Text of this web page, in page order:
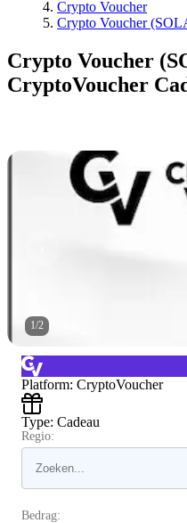
Crypto Voucher
Crypto Voucher
Crypto Voucher
CryptoVoucher
1/2
Platform: CryptoVoucher
Type: Cadeau
Regio:
Bedrag: